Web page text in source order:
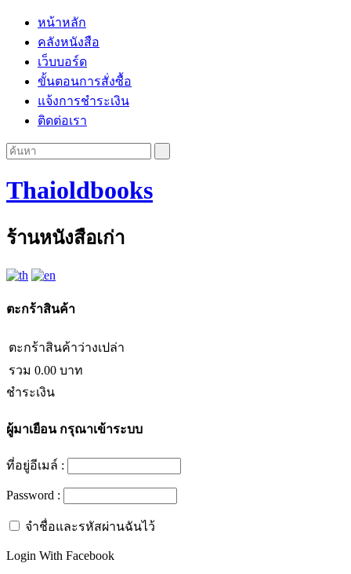
หน้าหลัก
คลังหนังสือ
เว็บบอร์ด
ขั้นตอนการสั่งซื้อ
แจ้งการชำระเงิน
ติดต่อเรา
Thaioldbooks
ร้านหนังสือเก่า
ตะกร้าสินค้า
ตะกร้าสินค้าว่างเปล่า
รวม 0.00 บาท
ชำระเงิน
ผู้มาเยือนกรุณาเข้าระบบ
ที่อยู่อีเมล์ :
Password :
จำชื่อและรหัสผ่านฉันไว้
Login With Facebook